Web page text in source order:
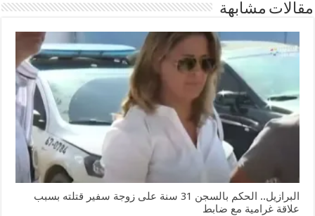
مقالات مشابهة
البرازيل.. الحكم بالسجن 31 سنة على زوجة سفير قتلته بسبب
علاقة غرامية مع ضابط